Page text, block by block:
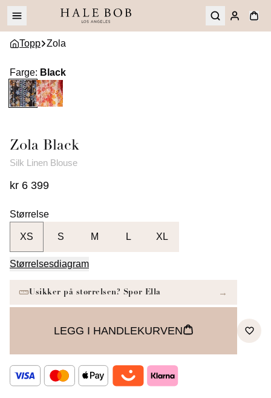
Topp Zola
Farge: Black
Zola Black
Silk Linen Blouse
kr 6 399
Størrelse
XS S M L XL
Størrelsesdiagram
LEGG I HANDLEKURVEN